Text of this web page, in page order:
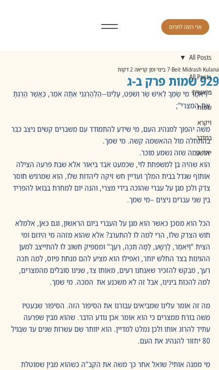
אני רוצה לתרום
All Posts
בראשית
שמות
ויקרא
במדבר
יהושע
All Posts
929 שמות פרק ב-ג
Beit Midrash Kulana 7 בינו׳ זמן קריאה 2 דקות
"וַיֹּאמֶר מִי שָׂמְךָ לְאִישׁ שַׂר וְשֹׁפֵט, עָלֵינוּ--הַלְהָרְגֵנִי אַתָּה אֹמֵר, כַּאֲשֶׁר הָרַגְתָּ
אֶת-הַמִּצְרִי";
משה יהפוך למנהיג העם, מי שידע להתמודד עם משברים קשים ניצב כבר
בהתחלה מול ההאשמה קשה. מי שמך.
אוי כמה שזה נשמע מוכר.
הוא שהיה בן למשפחת לוי, שכמעט אבד ביאור אלא שבת פרעה הצילה
אותוף שגדל בבית המלך ועדיין חש זיקה ליהדות שלו, הוא שמרגיש חוסר
צדק ולכן מגן על עברי שהוכה בידי מצרי, והנה יום למחרת בבואו להפריד
בין שני עברים ניצים –מי שמך.
הכל הוא מסכן כאשר הוא מגן על העברי ביום הראשון, וגם כאן, אלמלא
חוש הצדק שלו, הרי למה לו להתערב? אלא שהוא מזהה מי היוזם ומי
הצית "וַיֹּאמֶר, לָרָשָׁע, לָמָּה תַכֶּה, רֵעֶךָ" ומספיק חשוב לו להתייצב למען
ההגינות בצד החלש יותר, ואפילו הוא מציע להם מנחת פיוס, למה תכה
רעך, מבקש להזכיר שאנחנו רעים, מאותו צד, שנינו סובלים מהמצרים,
למה להכות בינינו, אבל זה לא משכנע את  המכה. מי שמך.
מה זה אומר עלינו שמביאים עבורנו את הסיפור הזה. הסיפור שבעטיו
משה בורח ממצרים כי הוא אומר אכן נודע הדבר. שהוא מבין שפרעה
עתיד להרוג אותו ולכן נמלט למדיין. הוא יוותר שם עשרות שנים עד שבגיל
80 יחזור להנהיג את העם.
מי ממנה אותי? שואל אחר כך משה את הקב"ה כשהוא מבין שמוטלת